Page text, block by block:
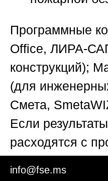
Программные
Office, ЛИРА-
конструкций);
(для
Смета,
Если
расходятся с
чем на
info@fse.ms